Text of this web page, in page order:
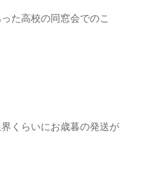
た高校の同窓会でのこ
くらいにお歳暮の発送が